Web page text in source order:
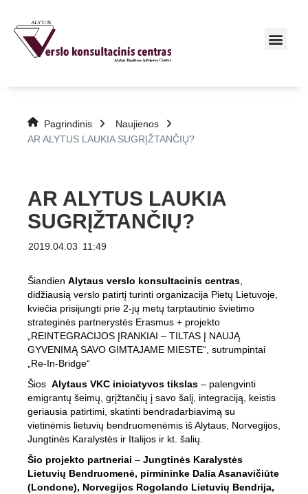
Pagrindinis
Naujienos
AR ALYTUS LAUKIA SUGRĮŽTANČIŲ?
AR ALYTUS LAUKIA
SUGRĮŽTANČIŲ?
2019.04.03 11:49
Šiandien Alytaus verslo konsultacinis centras
didžiausią verslo patirtį turinti organizacija Pietų Lietuvoje,
kviečia prisijungti prie 2-jų metų tarptautinio švietimo
strateginės partnerystės Erasmus + projekto
„REINTEGRACIJOS ĮRANKIAI – TILTAS Į NAUJĄ
GYVENIMĄ SAVO GIMTAJAME MIESTE“, sutrumpintai
„Re-In-Bridge“
Šios Alytaus VKC iniciatyvos tikslas – palengvinti
emigrantų šeimų, grįžtančių į savo šalį, integraciją, keistis
geriausia patirtimi, skatinti bendradarbiavimą su
vietinėmis lietuvių bendruomenėmis iš Alytaus, Norvegijos,
Jungtinės Karalystės ir Italijos ir kt. šalių.
Šio projekto partneriai – Jungtinės Karalystės
Lietuvių Bendruomenė, pirmininke Dalia Asanavičiūte
(Londone), Norvegijos Rogolando Lietuvių Bendrija,